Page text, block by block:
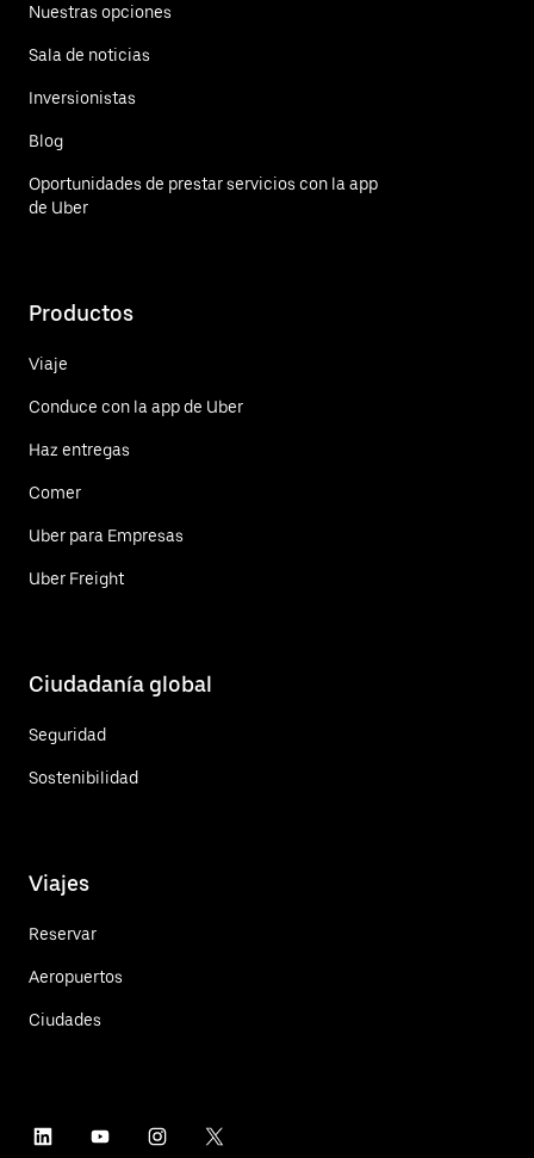
Nuestras opciones
Sala de noticias
Inversionistas
Blog
Oportunidades de prestar servicios con la app
de Uber
Productos
Viaje
Conduce con la app de Uber
Haz entregas
Comer
Uber para Empresas
Uber Freight
Ciudadanía global
Seguridad
Sostenibilidad
Viajes
Reservar
Aeropuertos
Ciudades